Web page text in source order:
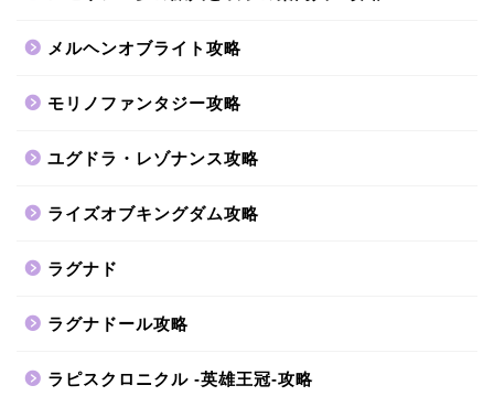
メルヘンオブライト攻略
モリノファンタジー攻略
ユグドラ・レゾナンス攻略
ライズオブキングダム攻略
ラグナド
ラグナドール攻略
ラピスクロニクル -英雄王冠-攻略